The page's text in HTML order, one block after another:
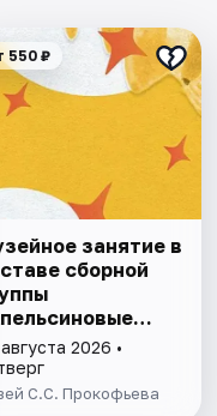
550 ₽
занятие в
сборной
2026 •
С.С. Прокофьева